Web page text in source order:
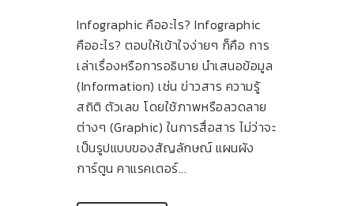
Infographic คืออะไร? Infographic
คืออะไร? ตอบให้เข้าใจง่ายๆ ก็คือ การ
เล่าเรื่องหรือการอธิบาย นำเสนอข้อมูล
(Information) เช่น ข่าวสาร ความรู้
สถิติ ตัวเลข โดยใช้ภาพหรือลวดลาย
ต่างๆ (Graphic) ในการสื่อสาร ไม่ว่าจะ
เป็นรูปแบบของสัญลักษณ์ แผนผัง
การ์ตูน คาแรคเตอร์...